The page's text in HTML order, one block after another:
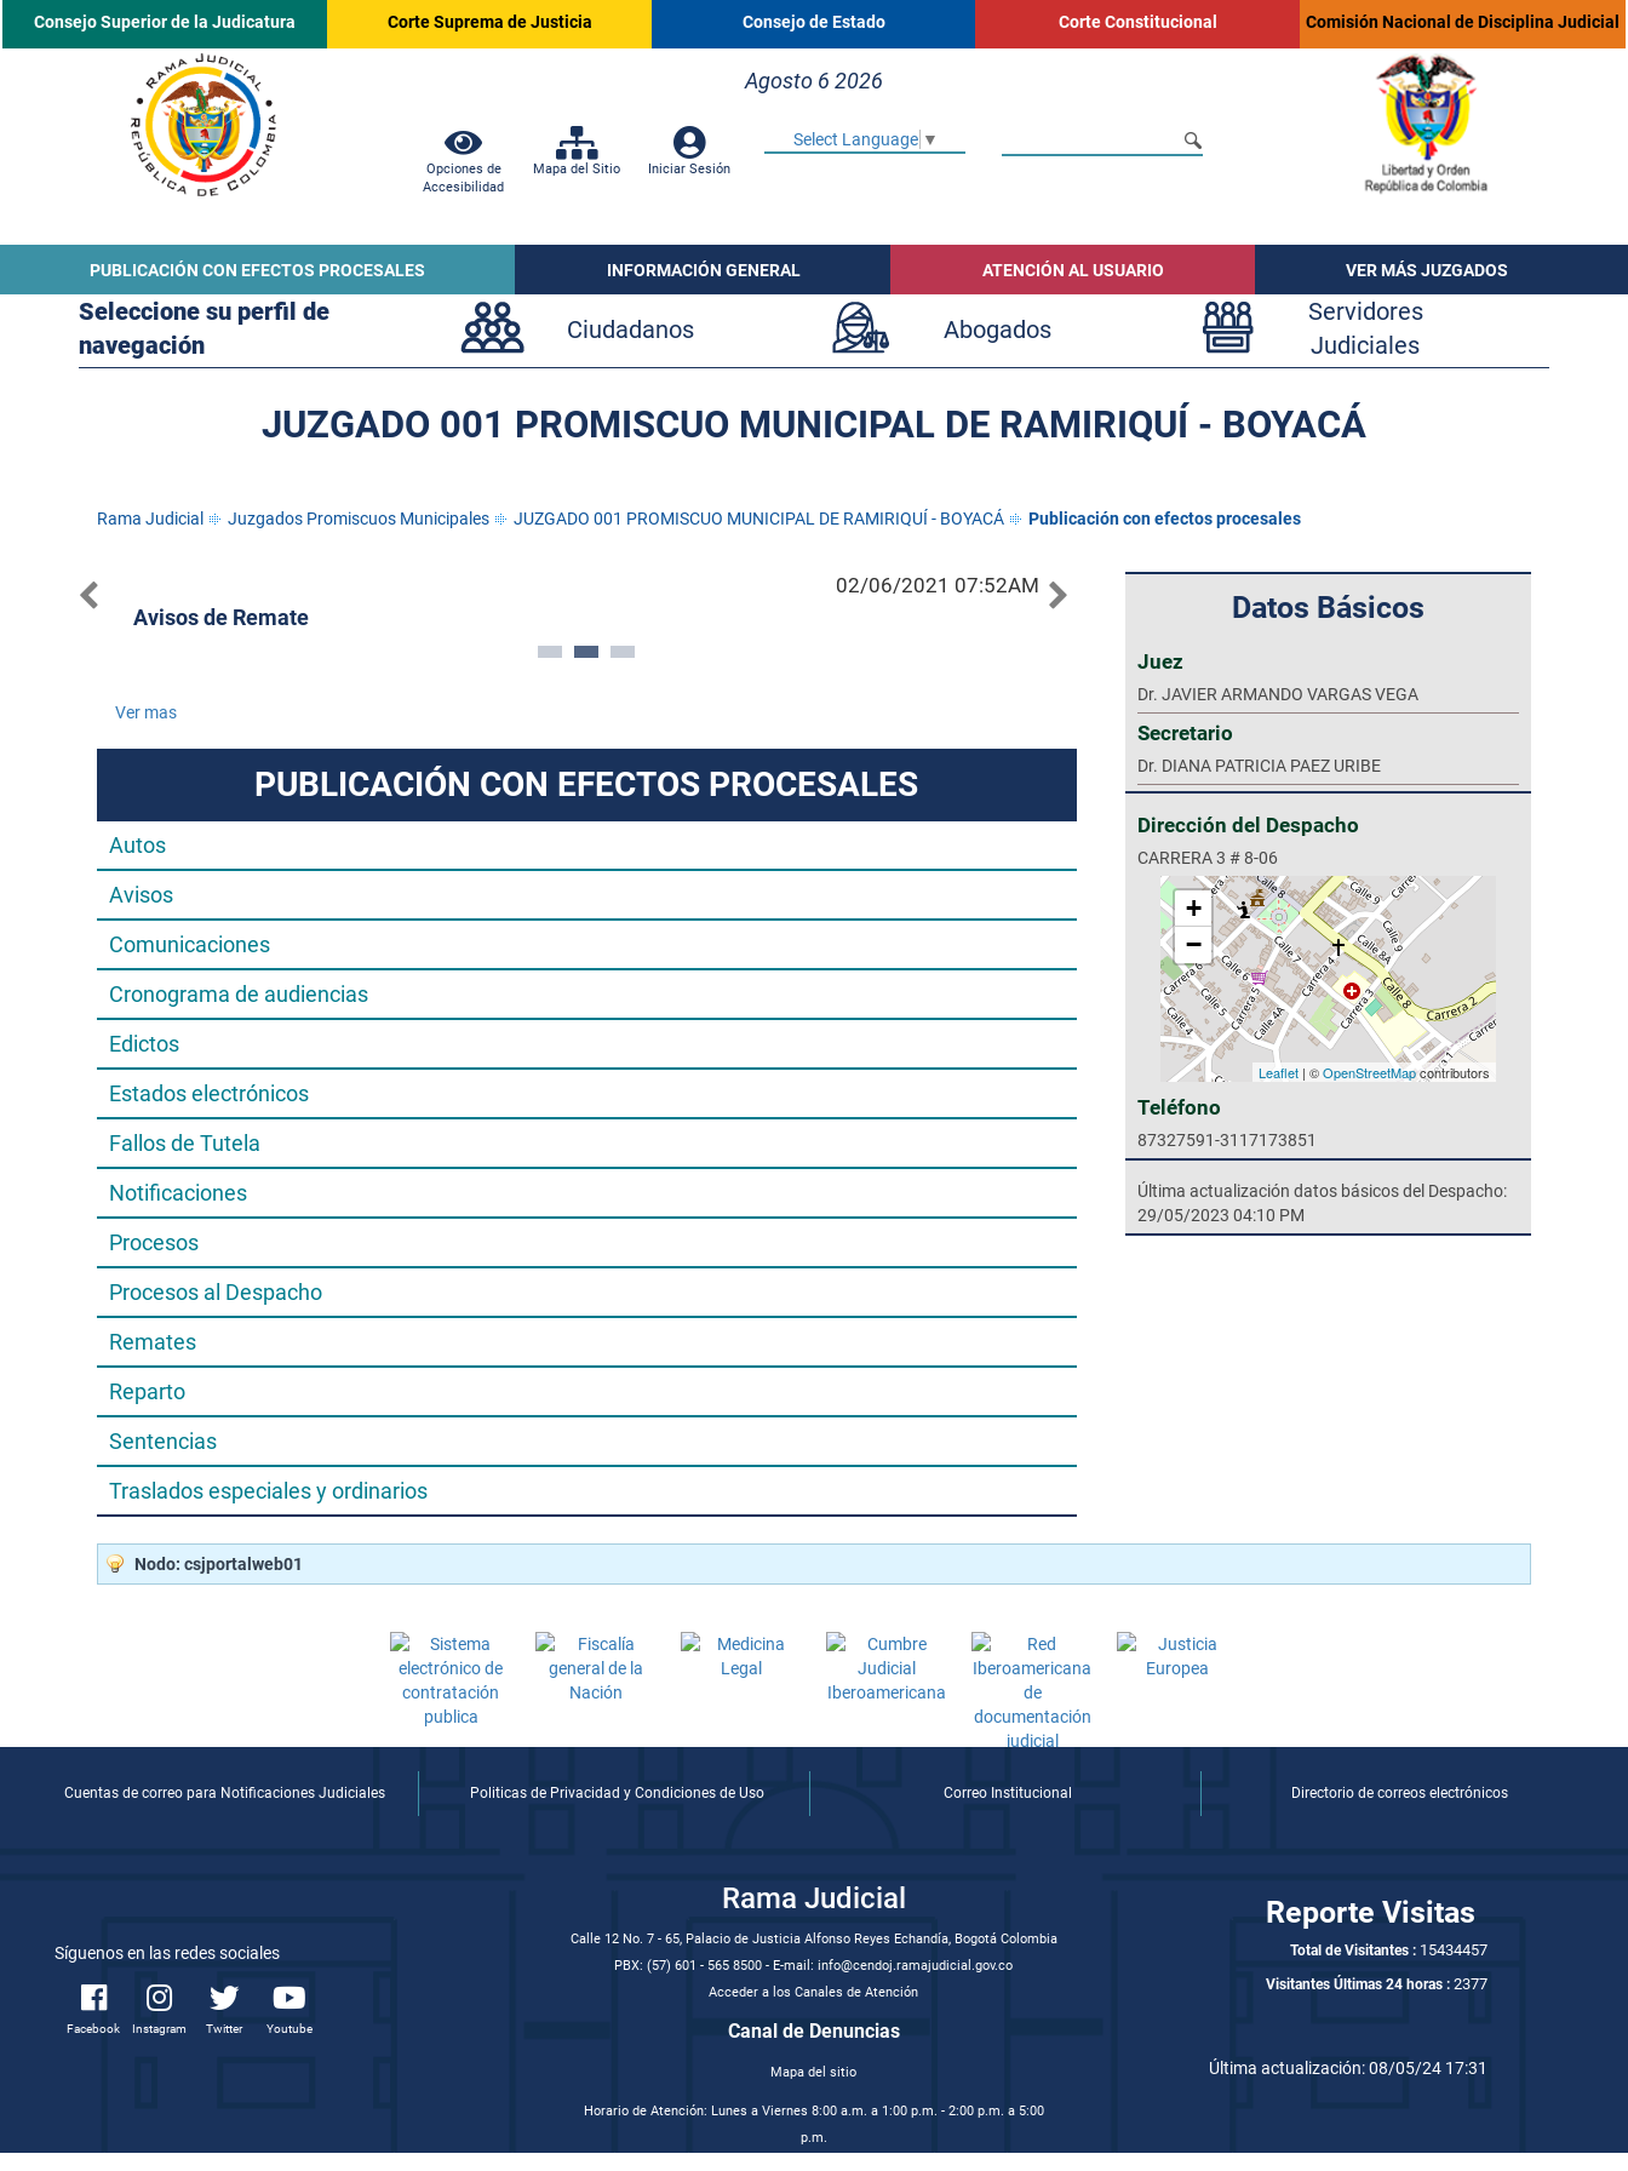
Consejo Superior de la Judicatura Corte Suprema de Justicia Consejo de Estado Corte Constitucional Comisión Nacional de Disciplina Judicial
Agosto 6 2026
Opciones de
Accesibilidad
Mapa del Sitio Iniciar Sesión
Select Language ▼
PUBLICACIÓN CON EFECTOS PROCESALES INFORMACIÓN GENERAL ATENCIÓN AL USUARIO VER MÁS JUZGADOS
Seleccione su perfil de
navegación
Ciudadanos Abogados
Servidores
Judiciales
JUZGADO 001 PROMISCUO MUNICIPAL DE RAMIRIQUÍ - BOYACÁ
Rama Judicial Juzgados Promiscuos Municipales JUZGADO 001 PROMISCUO MUNICIPAL DE RAMIRIQUÍ - BOYACÁ Publicación con efectos procesales
09:26AM 02/06/2021 07:52AM
Avisos de Remate Novedades Juzgado
Ver mas
PUBLICACIÓN CON EFECTOS PROCESALES
Autos
Avisos
Comunicaciones
Cronograma de audiencias
Edictos
Estados electrónicos
Fallos de Tutela
Notificaciones
Procesos
Procesos al Despacho
Remates
Reparto
Sentencias
Traslados especiales y ordinarios
Datos Básicos
Juez
Dr. JAVIER ARMANDO VARGAS VEGA
Secretario
Dr. DIANA PATRICIA PAEZ URIBE
Dirección del Despacho
CARRERA 3 # 8-06
+
−
Leaflet | ©OpenStreetMapcontributors
Teléfono
87327591-3117173851
Última actualización datos básicos del Despacho:
29/05/2023 04:10 PM
Nodo: csjportalweb01
Cuentas de correo para Notificaciones Judiciales Politicas de Privacidad y Condiciones de Uso Correo Institucional Directorio de correos electrónicos
Síguenos en las redes sociales
Facebook Instagram Twitter Youtube
Rama Judicial
Calle 12 No. 7 - 65, Palacio de Justicia Alfonso Reyes Echandía, Bogotá Colombia
PBX: (57) 601 - 565 8500 - E-mail: info@cendoj.ramajudicial.gov.co
Acceder a los Canales de Atención
Canal de Denuncias
Mapa del sitio
Horario de Atención: Lunes a Viernes 8:00 a.m. a 1:00 p.m. - 2:00 p.m. a 5:00
p.m.
Reporte Visitas
Total de Visitantes : 15434457
Visitantes Últimas 24 horas : 2377
Última actualización: 08/05/24 17:31